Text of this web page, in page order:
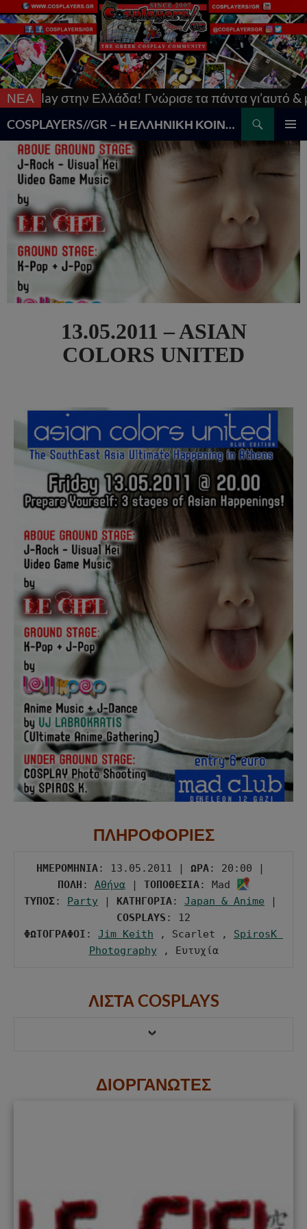
ΝΕΑ
στην Ελλάδα! Γνώρισε τα πάντα γι’αυτό & μπες
COSPLAYERS//GR – Η ΕΛΛΗΝΙΚΗ ΚΟΙΝΟΤΗΤΑ COSPLAY
MENU
TO
CONTENT
13.05.2011 – ASIAN
COLORS UNITED
ΠΛΗΡΟΦΟΡΙΕΣ
ΗΜΕΡΟΜΗΝΙΑ: 13.05.2011 | ΩΡΑ
ΠΟΛΗ : Αθήνα | ΤΟΠΟΘΕΣΙΑ: Mad
ΤΥΠΟΣ: Party | ΚΑΤΗΓΟΡΙΑ: Japan & Anime
COSPLAYS
ΦΩΤΟΓΡΑΦΟΙ : Jim Keith , Scarlet , SpirosK
Photography , Ευτυχία
ΛΙΣΤΑ COSPLAYS
ΔΙΟΡΓΑΝΩΤΕΣ